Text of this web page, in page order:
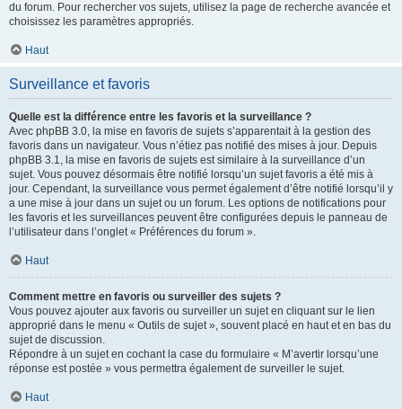
du forum. Pour rechercher vos sujets, utilisez la page de recherche avancée et
choisissez les paramètres appropriés.
Haut
Surveillance et favoris
Quelle est la différence entre les favoris et la surveillance ?
Avec phpBB 3.0, la mise en favoris de sujets s’apparentait à la gestion des
favoris dans un navigateur. Vous n’étiez pas notifié des mises à jour. Depuis
phpBB 3.1, la mise en favoris de sujets est similaire à la surveillance d’un
sujet. Vous pouvez désormais être notifié lorsqu’un sujet favoris a été mis à
jour. Cependant, la surveillance vous permet également d’être notifié lorsqu’il y
a une mise à jour dans un sujet ou un forum. Les options de notifications pour
les favoris et les surveillances peuvent être configurées depuis le panneau de
l’utilisateur dans l’onglet « Préférences du forum ».
Haut
Comment mettre en favoris ou surveiller des sujets ?
Vous pouvez ajouter aux favoris ou surveiller un sujet en cliquant sur le lien
approprié dans le menu « Outils de sujet », souvent placé en haut et en bas du
sujet de discussion.
Répondre à un sujet en cochant la case du formulaire « M’avertir lorsqu’une
réponse est postée » vous permettra également de surveiller le sujet.
Haut